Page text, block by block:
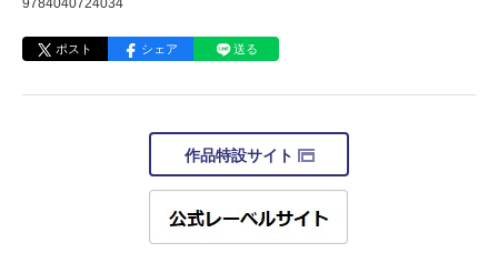
9784040724034
ポスト シェア 送る
作品特設サイト